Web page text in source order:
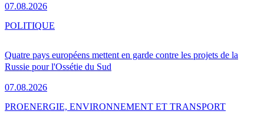
07.08.2026
Quatre pays européens mettent en garde contre les projets de la
Russie pour l'Ossétie du Sud
07.08.2026
POLITIQUE
PROENERGIE, ENVIRONNEMENT ET TRANSPORT